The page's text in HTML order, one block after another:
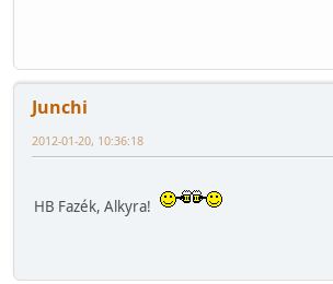
Junchi
2012-01-20, 10:36:18
HB Fazék, Alkyra!